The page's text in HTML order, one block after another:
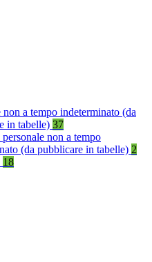
non a tempo indeterminato (da
in tabelle) 37
non a tempo
(da pubblicare in tabelle) 2
18